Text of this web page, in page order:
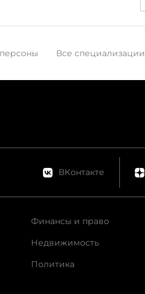
Все специализации
ВКонтакте
Финансы и право
Недвижимость
Политика